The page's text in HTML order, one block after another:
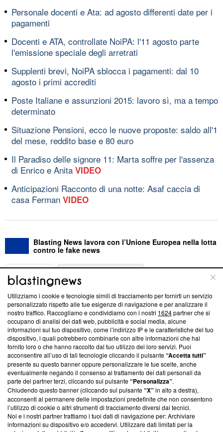
Personale docenti e Ata: ad agosto differenti date per i
pagamenti
Docenti e ATA, controllate NoiPA: l'11 agosto parte
l'emissione speciale degli arretrati
Supplenti brevi, NoiPA sblocca i pagamenti: dal 10
agosto i primi accrediti
Poste Italiane e assunzioni 2015: lavoro sì, ma a tempo
determinato
Situazione Pensioni, ecco le nuove proposte: saldo all'1
del mese, reddito base e 80 euro
Il Paradiso delle signore 11: Marta soffre per l'assenza
di Enrico e Anita VIDEO
Anticipazioni Racconto di una notte: Asaf caccia di
casa Ferman VIDEO
Blasting News lavora con l’Unione Europea nella lotta
contro le fake news
ABOUT
Questa sezione offre informazioni trasparenti su Blasting
News, sui nostri processi editoriali e su come ci impegniamo a
creare news di qualità. Inoltre, afferma la nostra aderenza a
‘Trust Project - News with Integrity’Blasting News non è
ancora membro del programma, ma ha richiesto di farne
parte; Trust Project non ha ancora effettuato una verifica di
conformità agli standard.
Su di noi
Team editoriale
Corporate
Utilizziamo i cookie e tecnologie simili di tracciamento per fornirti un servizio
personalizzato rispetto alle tue esigenze di navigazione e per analizzare il
nostro traffico. Raccogliamo e condividiamo con i nostri 1624partner che si
occupano di analisi dei dati web, pubblicità e social media, alcune
informazioni sul tuo dispositivo, come l’indirizzo IP e le caratteristiche del tuo
dispositivo, i quali potrebbero combinarle con altre informazioni che hai
fornito loro o che hanno raccolto dal tuo utilizzo dei loro servizi. Puoi
acconsentire all’uso di tali tecnologie cliccando il pulsante“Accetta tutti”
presente su questo banner oppure personalizzare le tue scelte, anche
eventualmente negando il consenso al trattamento dei dati personali da
parte dei partner terzi, cliccando sul pulsante“Personalizza”.
Chiudendo questo banner (cliccando sul pulsante“X”in alto a destra),
acconsenti al permanere delle impostazioni predefinite che non consentono
l’utilizzo di cookie o altri strumenti di tracciamento diversi dai tecnici.
Noi e i nostri partner trattiamo i tuoi dati di navigazione per: Archiviare
informazioni su dispositivo e/o accedervi. Utilizzare dati limitati per la